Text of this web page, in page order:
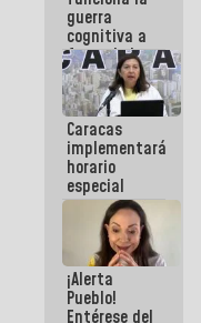
Nacional
guerra
cognitiva a
favor de la
narrativa
hegemónica?
(1)
Caracas
implementará
horario
especial
para
adaptarse
al plan de
ahorro
energético
¡Alerta
Pueblo!
Entérese del